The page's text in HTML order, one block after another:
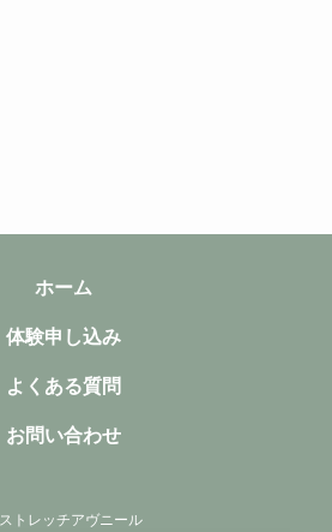
ホーム
体験申し込み
よくある質問
お問い合わせ
ストレッチアヴニール